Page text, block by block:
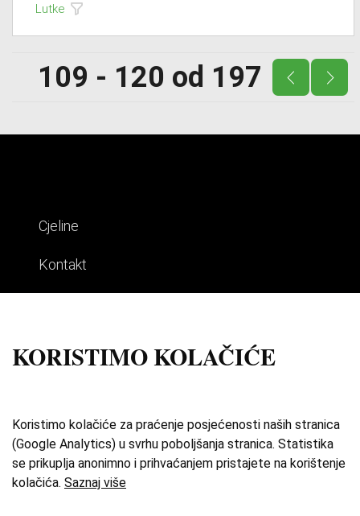
Lutke
109 - 120 od 197
Cjeline
Kontakt
O zbirci
Katalog
KORISTIMO KOLAČIĆE
Koristimo kolačiće za praćenje posjećenosti naših stranica
(Google Analytics) u svrhu poboljšanja stranica. Statistika
se prikuplja anonimno i prihvaćanjem pristajete na korištenje
kolačića. Saznaj više